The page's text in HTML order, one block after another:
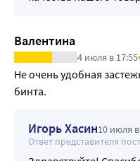
Специальная
паровлагообмен,
липучка и оптимальная
использование удобным.
Использование
технологий делает
Валентина
4 июля в 17:55
Не очень удобная
бинта.
Игорь Хасин10 июля
Ответ представителя